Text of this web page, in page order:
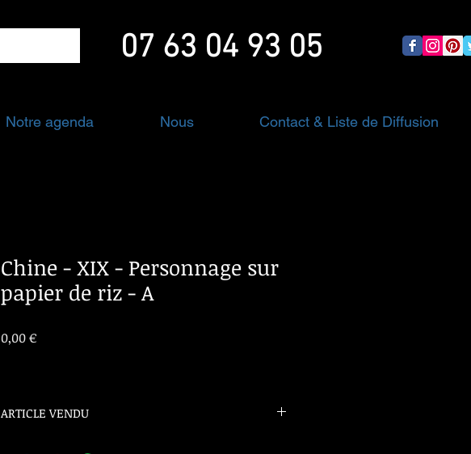
07 63 04 93 05
Notre agenda Nous Contact & Liste de Diffusion
Chine - XIX - Personnage sur
papier de riz - A
0,00 €Prix
ARTICLE VENDU